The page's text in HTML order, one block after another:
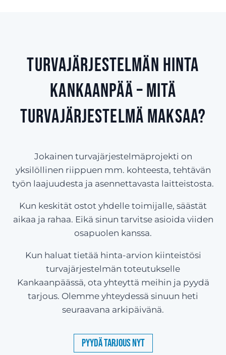
Turvajärjestelmän hinta
Kankaanpää – Mitä
turvajärjestelmä maksaa?
Jokainen turvajärjestelmäprojekti on
yksilöllinen riippuen mm. kohteesta, tehtävän
työn laajuudesta ja asennettavasta laitteistosta.
Kun keskität ostot yhdelle toimijalle, säästät
aikaa ja rahaa. Eikä sinun tarvitse asioida viiden
osapuolen kanssa.
Kun haluat tietää hinta-arvion kiinteistösi
turvajärjestelmän toteutukselle
Kankaanpäässä, ota yhteyttä meihin ja pyydä
tarjous. Olemme yhteydessä sinuun heti
seuraavana arkipäivänä.
Pyydä tarjous nyt